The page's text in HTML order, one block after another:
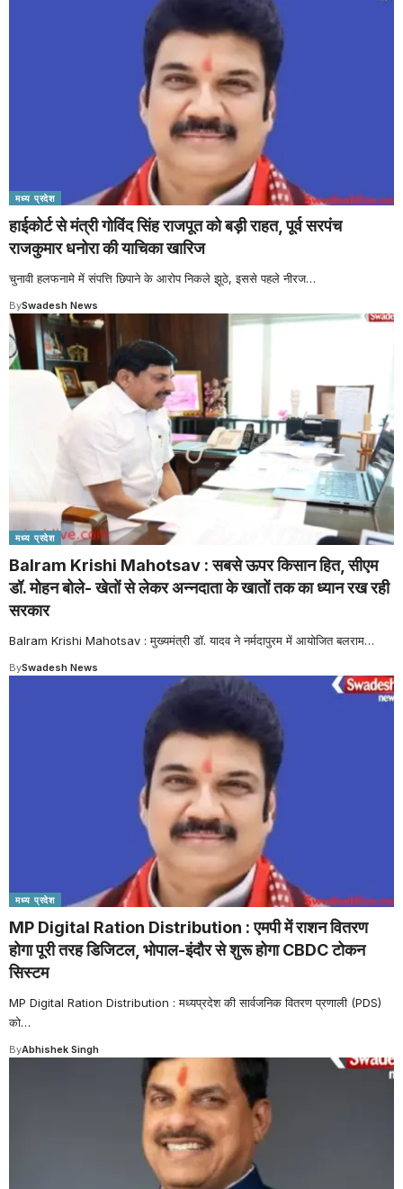
मध्य प्रदेश
हाईकोर्ट से मंत्री गोविंद सिंह राजपूत को बड़ी राहत, पूर्व सरपंच
राजकुमार धनोरा की याचिका खारिज
चुनावी हलफनामे में संपत्ति छिपाने के आरोप निकले झूठे, इससे पहले नीरज…
BySwadesh News
मध्य प्रदेश
Balram Krishi Mahotsav : सबसे ऊपर किसान हित, सीएम
डॉ. मोहन बोले- खेतों से लेकर अन्नदाता के खातों तक का ध्यान रख रही
सरकार
Balram Krishi Mahotsav : मुख्यमंत्री डॉ. यादव ने नर्मदापुरम में आयोजित बलराम…
BySwadesh News
मध्य प्रदेश
MP Digital Ration Distribution : एमपी में राशन वितरण
होगा पूरी तरह डिजिटल, भोपाल-इंदौर से शुरू होगा CBDC टोकन
सिस्टम
MP Digital Ration Distribution : मध्यप्रदेश की सार्वजनिक वितरण प्रणाली (PDS)
को…
ByAbhishek Singh